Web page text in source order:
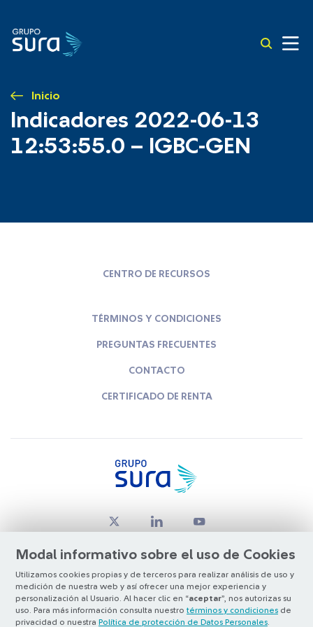
Inicio
Indicadores 2022-06-13
12:53:55.0 – IGBC-GEN
Modal informativo sobre el uso de Cookies
Utilizamos cookies propias y de terceros para realizar análisis de uso y
medición de nuestra web y así ofrecer una mejor experiencia y
personalización al Usuario. Al hacer clic en “aceptar”, nos autorizas su
uso. Para más información consulta nuestro términos y condiciones de
privacidad o nuestra Política de protección de Datos Personales
CENTRO DE RECURSOS
TÉRMINOS Y CONDICIONES
PREGUNTAS FRECUENTES
CONTACTO
CERTIFICADO DE RENTA
© Copyright Grupo SURA 2026